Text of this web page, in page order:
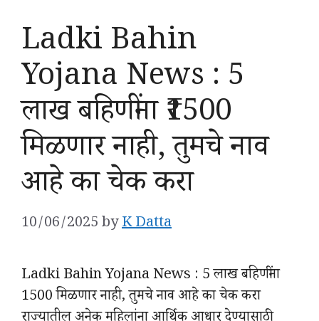
Ladki Bahin
Yojana News : 5
लाख बहिणींना ₹1500
मिळणार नाही, तुमचे नाव
आहे का चेक करा
10/06/2025byK Datta
Ladki Bahin Yojana News : 5 लाख बहिणींना
1500 मिळणार नाही, तुमचे नाव आहे का चेक करा